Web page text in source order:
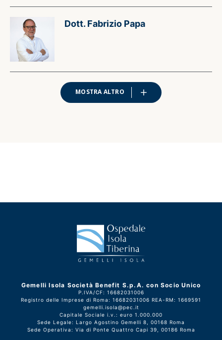
Dott. Fabrizio Papa
MOSTRA ALTRO
Gemelli Isola Società Benefit S.p.A. con Socio Unico
P.IVA/CF: 16682031006
Registro delle Imprese di Roma: 16682031006 REA-RM: 1669591
gemelli.isola@pec.it
Capitale Sociale i.v.: euro 1.000.000
Sede Legale: Largo Agostino Gemelli 8, 00168 Roma
Sede Operativa: Via di Ponte Quattro Capi 39, 00186 Roma